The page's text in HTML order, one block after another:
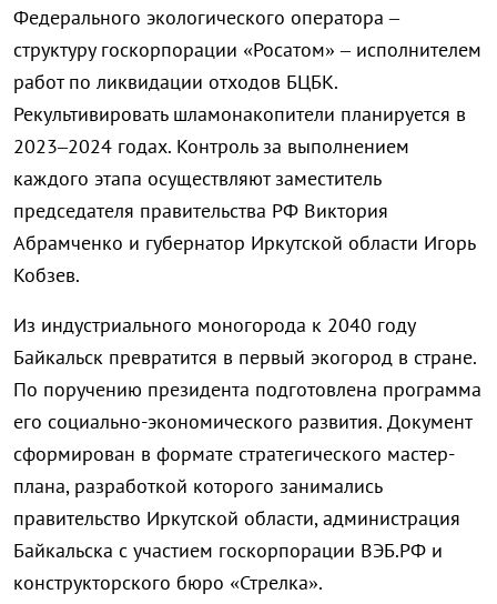
Федерального экологического оператора –
структуру госкорпорации «Росатом» – исполнителем
работ по ликвидации отходов БЦБК.
Рекультивировать шламонакопители планируется в
2023–2024 годах. Контроль за выполнением
каждого этапа осуществляют заместитель
председателя правительства РФ Виктория
Абрамченко и губернатор Иркутской области Игорь
Кобзев.
Из индустриального моногорода к 2040 году
Байкальск превратится в первый экогород в стране.
По поручению президента подготовлена программа
его социально-экономического развития. Документ
сформирован в формате стратегического мастер-
плана, разработкой которого занимались
правительство Иркутской области, администрация
Байкальска с участием госкорпорации ВЭБ.РФ и
конструкторского бюро «Стрелка».